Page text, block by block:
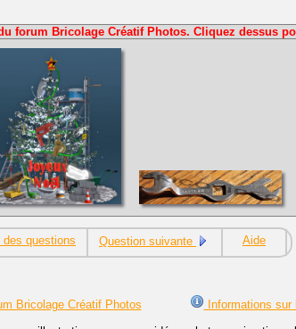
forum Bricolage Créatif Photos. Cliquez dessus
des questions Question suivante Aide
Bricolage Créatif Photos Informations